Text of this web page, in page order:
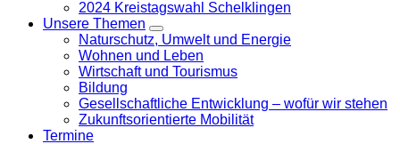
2024 Kreistagswahl Schelklingen
Unsere Themen
Zeige
Untermenü
Naturschutz, Umwelt und Energie
Wohnen und Leben
Wirtschaft und Tourismus
Bildung
Gesellschaftliche Entwicklung – wofür wir stehen
Zukunftsorientierte Mobilität
Termine